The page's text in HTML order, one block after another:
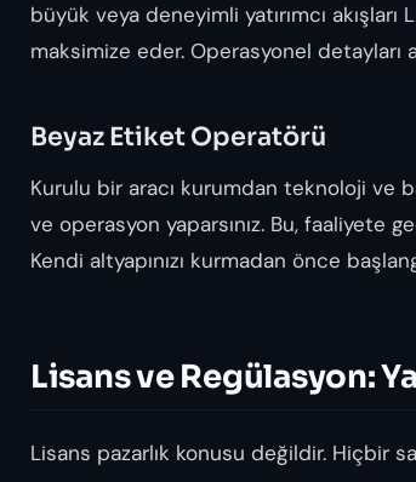
büyük veya deneyimli yatırımcı
maksimize eder. Operasyonel detayları
Beyaz Etiket Operatörü
Kurulu bir aracı kurumdan teknoloji ve
ve operasyon yaparsınız. Bu, faaliyete
Kendi altyapınızı kurmadan önce
Lisans ve Regülasyon:
Lisans pazarlık konusu değildir. Hiçbir